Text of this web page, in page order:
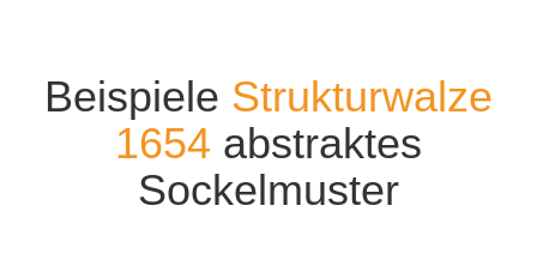
Beispiele Strukturwalze
1654 abstraktes
Sockelmuster